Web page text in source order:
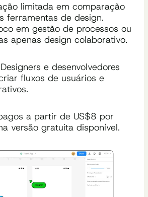
limitada em comparação
ferramentas de design.
em gestão de processos ou
apenas design colaborativo.
e desenvolvedores
fluxos de usuários e
a partir de US$8 por
versão gratuita disponível.